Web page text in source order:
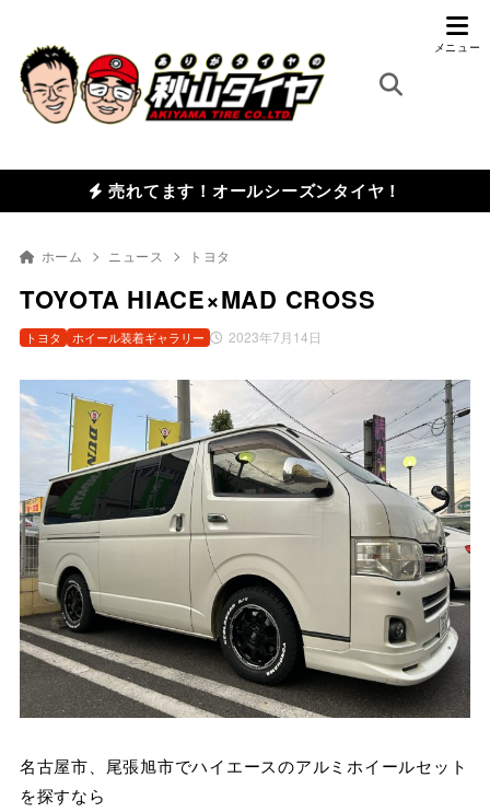
売れてます！オールシーズンタイヤ！
ホーム ニュース トヨタ
TOYOTA HIACE×MAD CROSS
2023年7月14日
トヨタ ホイール装着ギャラリー
名古屋市、尾張旭市でハイエースのアルミホイールセット
を探すなら